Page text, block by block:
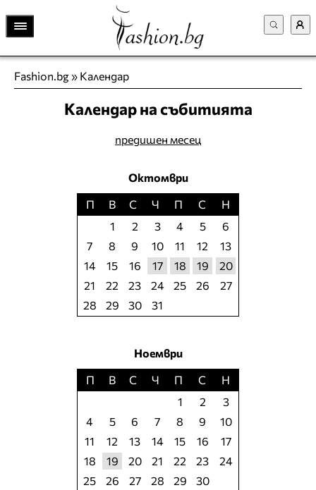
Fashion.bg» Календар
Календар на събитията
предишен месец
Октомври
П
В С Ч П С
Н
1
2 3 4 5
6
7
8 9 10 11 12
13
14
15 16 17 18 19
20
21
22 23 24 25 26
27
28
29 30 31
Ноември
П
В С Ч П С
Н
1
2
3
4
5 6 7 8 9
10
11
12 13 14 15 16
17
18
19 20 21 22 23
24
25
26 27 28 29 30